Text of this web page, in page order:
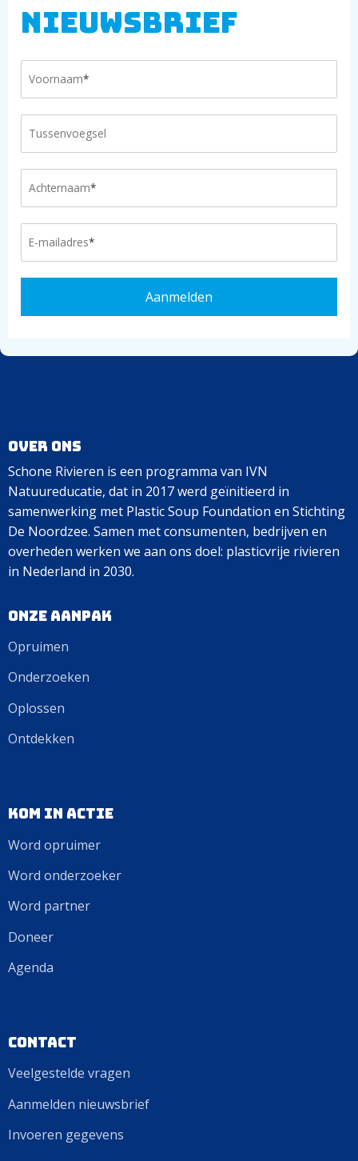
Over ons
Schone Rivieren is een programma van IVN
Natuureducatie, dat in 2017 werd geïnitieerd in
samenwerking met Plastic Soup Foundation en Stichting
De Noordzee. Samen met consumenten, bedrijven en
overheden werken we aan ons doel: plasticvrije rivieren
in Nederland in 2030.
Onze aanpak
Opruimen
Onderzoeken
Oplossen
Ontdekken
Kom in actie
Word opruimer
Word onderzoeker
Word partner
Doneer
Agenda
Contact
Veelgestelde vragen
Aanmelden nieuwsbrief
Invoeren gegevens